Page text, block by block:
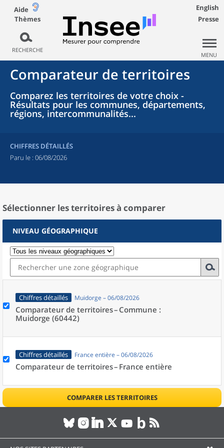
Aide
Thèmes
RECHERCHE
English
Presse
MENU
Comparateur de territoires
Comparez les territoires de votre choix -
Résultats pour les communes, départements,
régions, intercommunalités...
CHIFFRES DÉTAILLÉS
Paru le : 06/08/2026
Sélectionner les territoires à comparer
NIVEAU GÉOGRAPHIQUE
Chiffres détaillés Muidorge – 06/08/2026
Comparateur de territoires – Commune :
Muidorge (60442)
Chiffres détaillés France entière – 06/08/2026
Comparateur de territoires – France entière
COMPARER LES TERRITOIRES